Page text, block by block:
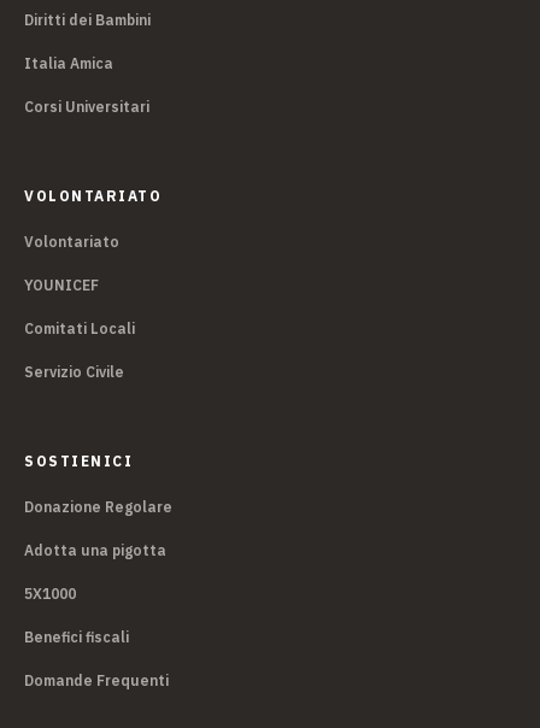
Diritti dei Bambini
Italia Amica
Corsi Universitari
VOLONTARIATO
Volontariato
YOUNICEF
Comitati Locali
Servizio Civile
SOSTIENICI
Donazione Regolare
Adotta una pigotta
5X1000
Benefici fiscali
Domande Frequenti